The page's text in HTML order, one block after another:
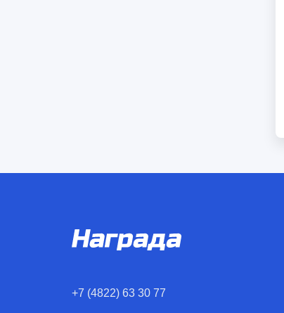
+7 (4822) 63 30 77